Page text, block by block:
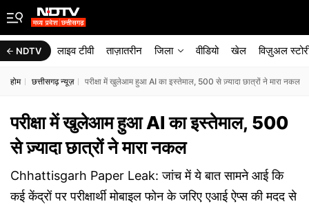
NDTV लाइव टीवी ताज़ातरीन जिला वीडियो खेल विज़ुअल
होम छत्तीसगढ़ न्यूज़ परीक्षा में खुलेआम हुआ AI का इस्तेमाल, 500 से ज़्यादा छात्रों ने मारा नकल
परीक्षा में खुलेआम हुआ AI का इस्तेमाल, 500
से ज़्यादा छात्रों ने मारा नकल
Chhattisgarh Paper Leak: जांच में ये बात सामने आई कि
कई केंद्रों पर परीक्षार्थी मोबाइल फोन के जरिए एआई ऐप्स की मदद से